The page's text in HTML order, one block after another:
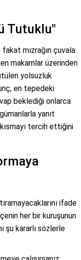
Tutuklu"
mızrağın çuvala
makamlar üzerinden
yolsuzluk
en tepedeki
beklediği onlarca
yanıt
tercih ettiğini
ifade
her bir kuruşunun
şu kararlı sözlerle